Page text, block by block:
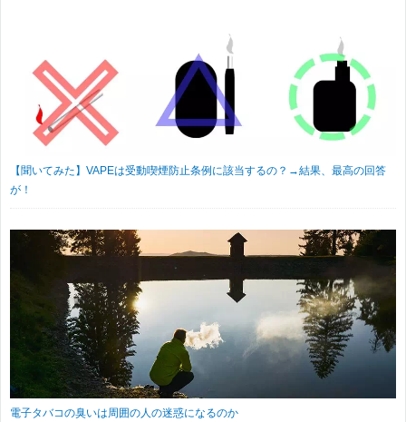
【聞いてみた】VAPEは受動喫煙防止条例に該当するの？→結果、最高の回答
が！
電子タバコの臭いは周囲の人の迷惑になるのか